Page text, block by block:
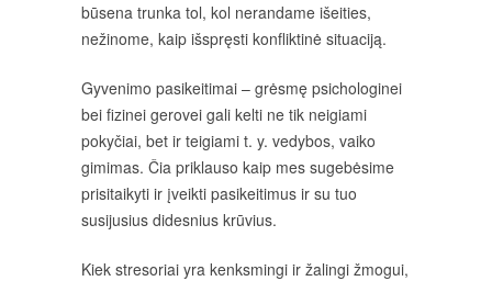
būsena trunka tol, kol nerandame išeities,
nežinome, kaip išspręsti konfliktinė situaciją.
Gyvenimo pasikeitimai – grėsmę psichologinei
bei fizinei gerovei gali kelti ne tik neigiami
pokyčiai, bet ir teigiami t. y. vedybos, vaiko
gimimas. Čia priklauso kaip mes sugebėsime
prisitaikyti ir įveikti pasikeitimus ir su tuo
susijusius didesnius krūvius.
Kiek stresoriai yra kenksmingi ir žalingi žmogui,